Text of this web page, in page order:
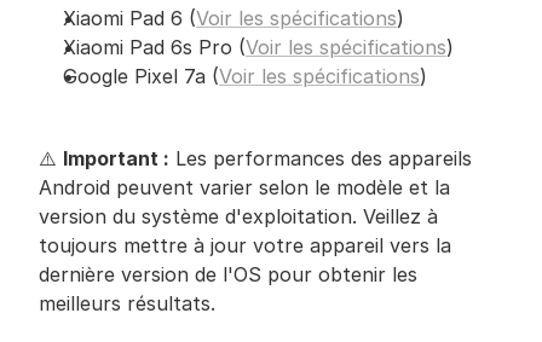
Xiaomi Pad 6 (Voir les spécifications)
Xiaomi Pad 6s Pro (Voir les spécifications)
Google Pixel 7a (Voir les spécifications)
⚠️ Important : Les performances des appareils
Android peuvent varier selon le modèle et la
version du système d'exploitation. Veillez à
toujours mettre à jour votre appareil vers la
dernière version de l'OS pour obtenir les
meilleurs résultats.